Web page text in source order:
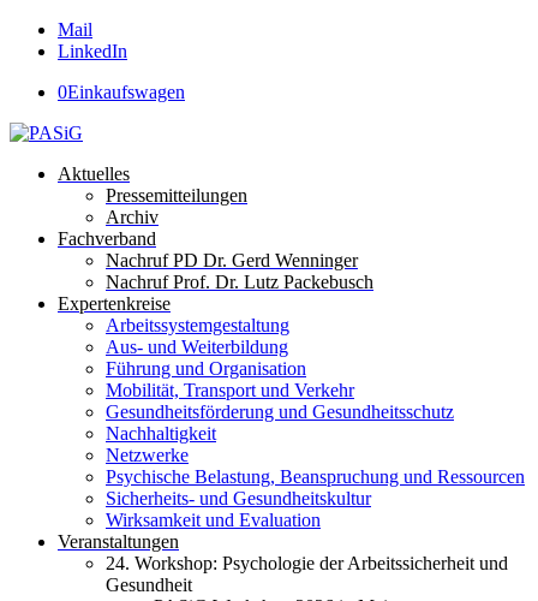
Mail
LinkedIn
0Einkaufswagen
Aktuelles
Pressemitteilungen
Archiv
Fachverband
Nachruf PD Dr. Gerd Wenninger
Nachruf Prof. Dr. Lutz Packebusch
Expertenkreise
Arbeitssystemgestaltung
Aus- und Weiterbildung
Führung und Organisation
Mobilität, Transport und Verkehr
Gesundheitsförderung und Gesundheitsschutz
Nachhaltigkeit
Netzwerke
Psychische Belastung, Beanspruchung und Ressourcen
Sicherheits- und Gesundheitskultur
Wirksamkeit und Evaluation
Veranstaltungen
24. Workshop: Psychologie der Arbeitssicherheit und
Gesundheit